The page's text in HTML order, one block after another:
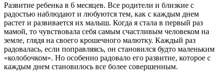
Развитие ребенка в 6 месяцев. Все родители и близкие с
радостью наблюдают и любуются тем, как с каждым днем
растет и развивается их малыш. Когда я стала в первый раз
мамой, то чувствовала себя самым счастливым человеком на
земле, глядя на своего крошечного малютку. Каждый раз
радовалась, если поправляясь, он становился будто маленьким
«колобочком». Но особенно радовало его развитие, которое с
каждым днем становилось все более совершенным.